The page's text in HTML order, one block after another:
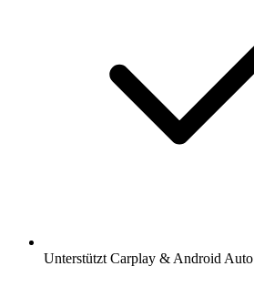
Unterstützt Carplay & Android Auto